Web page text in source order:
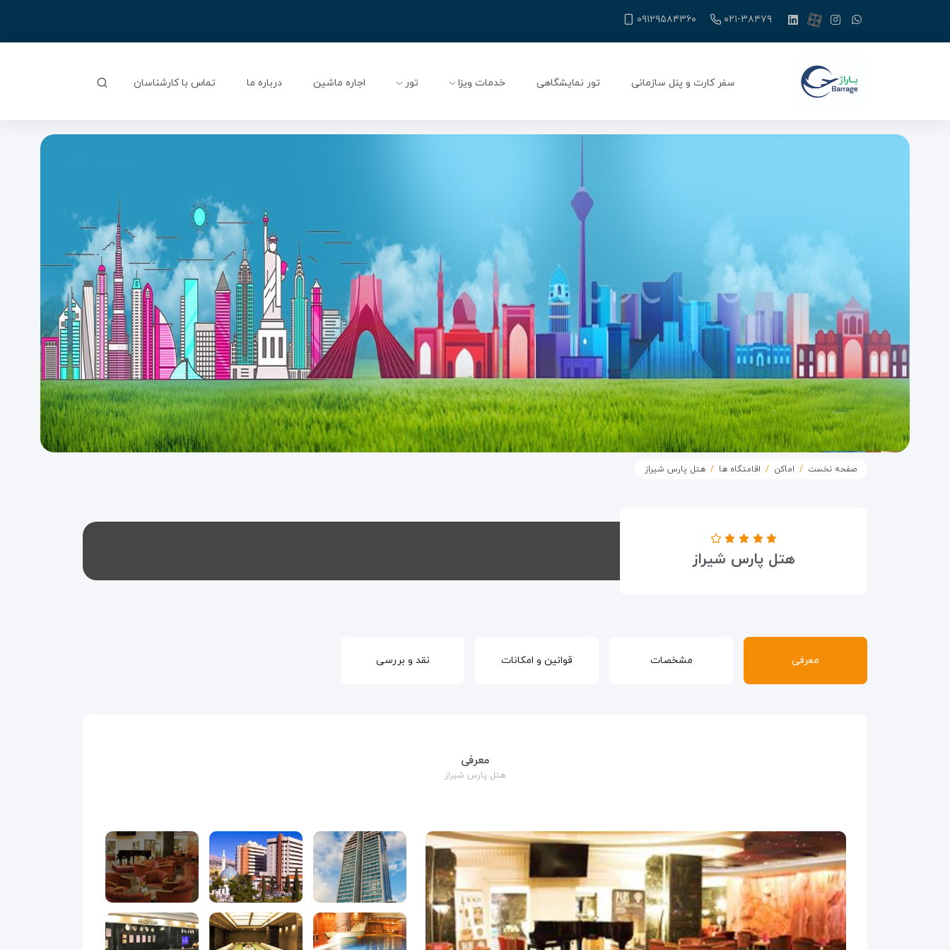
۰۲۱-۳۸۴۷۹ ۰۹۱۲۹۵۸۴۳۶۰
سفر کارت و پنل سازمانی تور نمایشگاهی خدمات ویزا تور اجاره ماشین درباره ما تماس با کارشناسان
صفحه نخست اماکن اقامتگاه ها هتل پارس شیراز
هتل پارس شیراز
معرفی مشخصات قوانین و امکانات نقد و بررسی
معرفی
هتل پارس شیراز